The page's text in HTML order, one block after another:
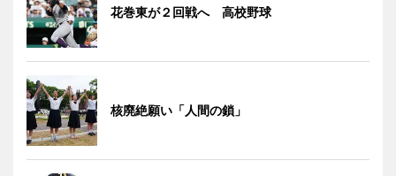
花巻東が２回戦へ 高校野球
核廃絶願い「人間の鎖」